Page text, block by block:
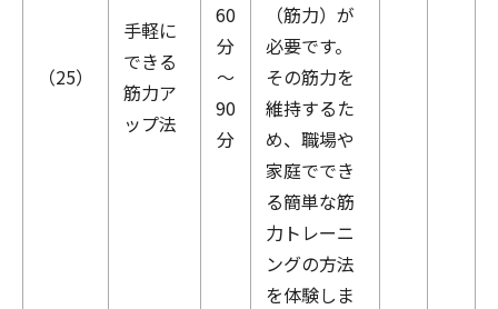
（25）
手軽に
できる
筋力ア
ップ法
60
分
～
90
分
（筋力）が
必要です。
その筋力を
維持するた
め、職場や
家庭ででき
る簡単な筋
力トレーニ
ングの方法
を体験しま